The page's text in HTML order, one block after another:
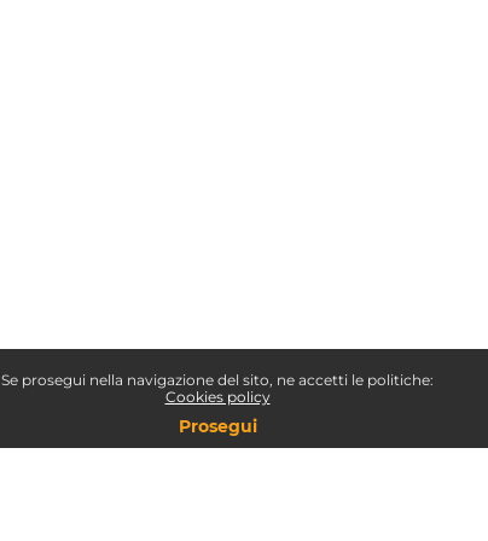
Se prosegui nella navigazione del sito, ne accetti le politiche:
Cookies policy
Prosegui